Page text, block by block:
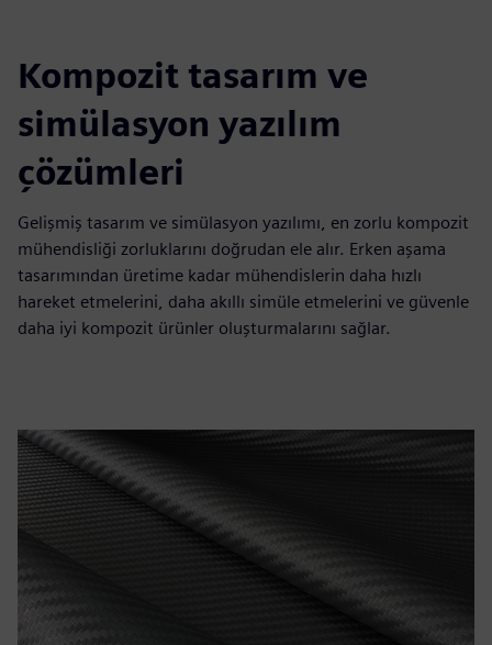
Kompozit tasarım ve
simülasyon yazılım
çözümleri
Gelişmiş tasarım ve simülasyon yazılımı, en zorlu kompozit
mühendisliği zorluklarını doğrudan ele alır. Erken aşama
tasarımından üretime kadar mühendislerin daha hızlı
hareket etmelerini, daha akıllı simüle etmelerini ve güvenle
daha iyi kompozit ürünler oluşturmalarını sağlar.